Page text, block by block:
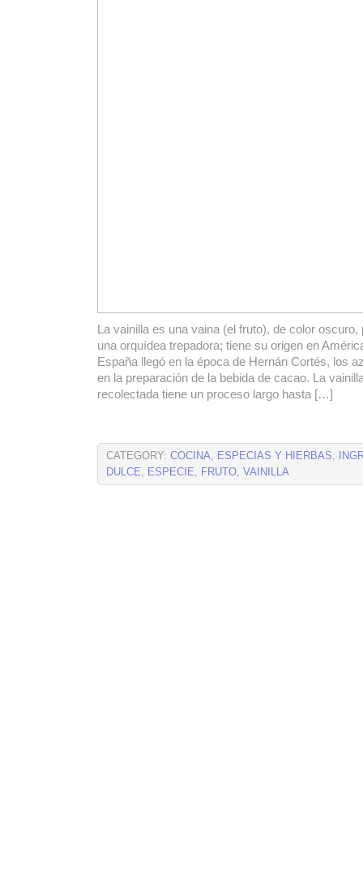
La vainilla es una vaina (el fruto), de color
una orquídea trepadora; tiene su origen en
España llegó en la época de Hernán Cortés, los
en la preparación de la bebida de cacao. La
recolectada tiene un proceso largo hasta […]
CATEGORY: COCINA, ESPECIAS Y HIERBAS,
DULCE, ESPECIE, FRUTO, VAINILLA